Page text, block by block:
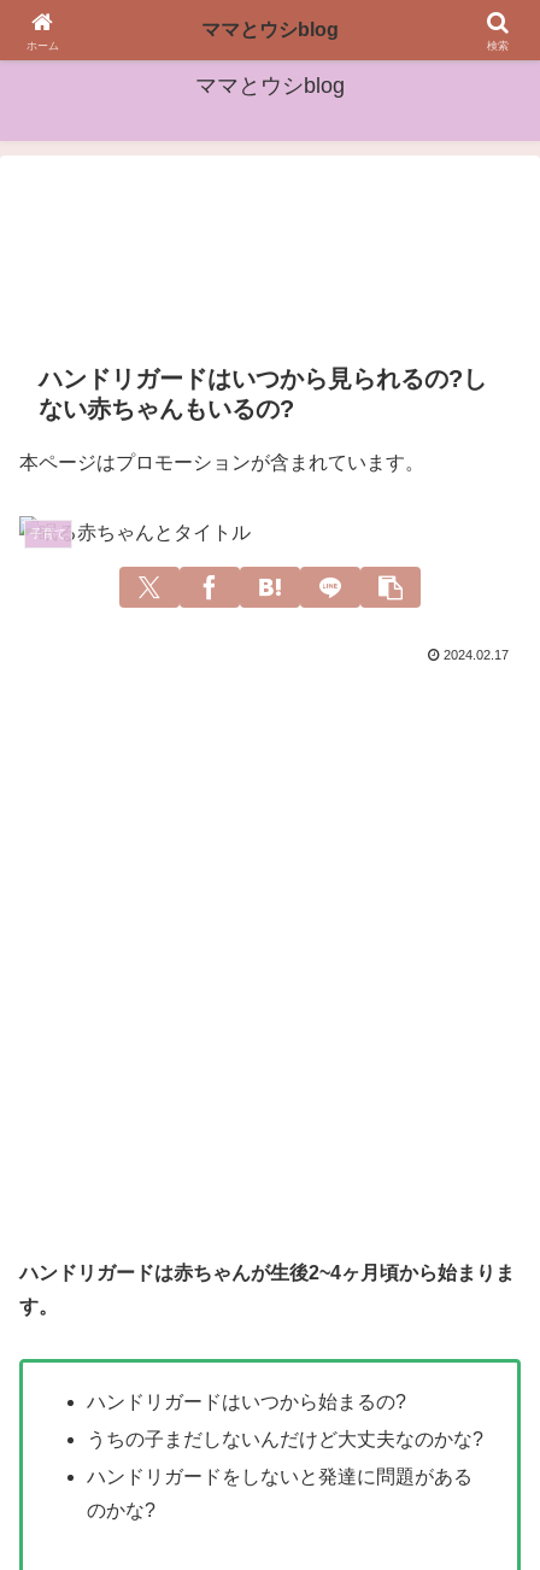
女性や子どもたちに役立つ情報をお届け
ママとウシblog
ハンドリガードはいつから見られるの?し
ない赤ちゃんもいるの?
本ページはプロモーションが含まれています。
子育て
2024.02.17
ハンドリガードは赤ちゃんが生後2~4ヶ月頃から始まりま
す。
ハンドリガードはいつから始まるの?
うちの子まだしないんだけど大丈夫なのかな?
ハンドリガードをしないと発達に問題がある
のかな?
ホーム
ママとウシblog
検索